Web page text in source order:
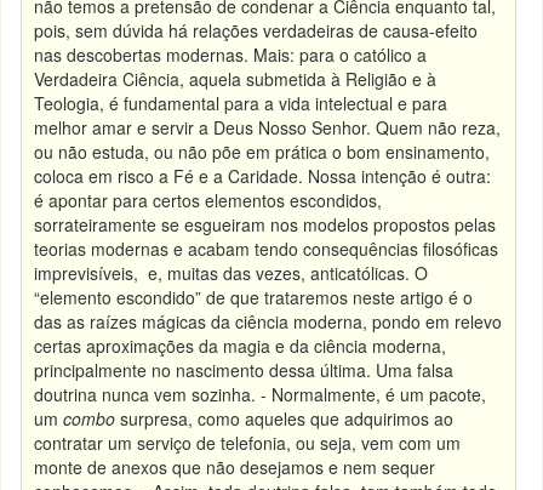
não temos a pretensão de condenar a Ciência enquanto tal,
pois, sem dúvida há relações verdadeiras de causa-efeito
nas descobertas modernas. Mais: para o católico a
Verdadeira Ciência, aquela submetida à Religião e à
Teologia, é fundamental para a vida intelectual e para
melhor amar e servir a Deus Nosso Senhor. Quem não reza,
ou não estuda, ou não põe em prática o bom ensinamento,
coloca em risco a Fé e a Caridade. Nossa intenção é outra:
é apontar para certos elementos escondidos,
sorrateiramente se esgueiram nos modelos propostos pelas
teorias modernas e acabam tendo consequências filosóficas
imprevisíveis, e, muitas das vezes, anticatólicas. O
“elemento escondido” de que trataremos neste artigo é o
das as raízes mágicas da ciência moderna, pondo em relevo
certas aproximações da magia e da ciência moderna,
principalmente no nascimento dessa última. Uma falsa
doutrina nunca vem sozinha. - Normalmente, é um pacote,
umcombo surpresa, como aqueles que adquirimos ao
contratar um serviço de telefonia, ou seja, vem com um
monte de anexos que não desejamos e nem sequer